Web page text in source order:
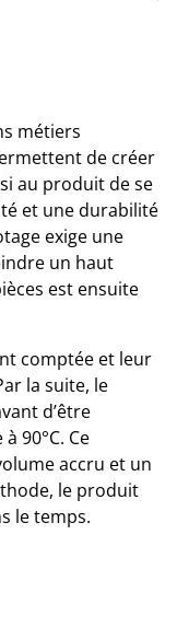
métiers
de créer
au produit de se
et une durabilité
exige une
un haut
est ensuite
comptée et leur
la suite, le
d’être
90°C. Ce
accru et un
le produit
le temps.